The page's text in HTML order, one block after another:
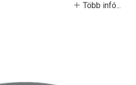
Több infó...